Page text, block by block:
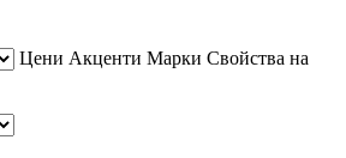
Цени Акценти Марки Свойства на